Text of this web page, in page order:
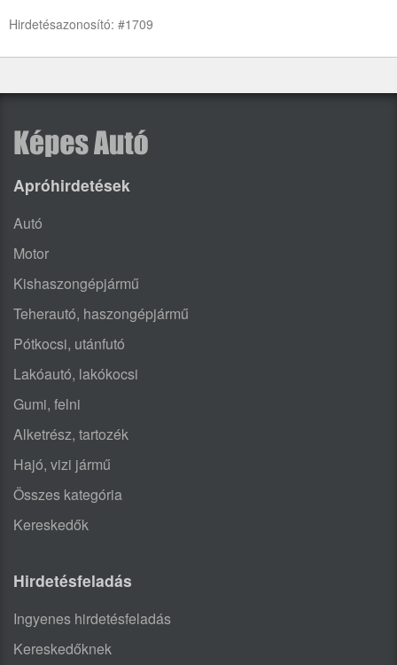
Hirdetésazonosító: #1709
Apróhirdetések
Autó
Motor
Kishaszongépjármű
Teherautó, haszongépjármű
Pótkocsi, utánfutó
Lakóautó, lakókocsi
Gumi, felni
Alketrész, tartozék
Hajó, vizi jármű
Összes kategória
Kereskedők
Hirdetésfeladás
Ingyenes hirdetésfeladás
Kereskedőknek